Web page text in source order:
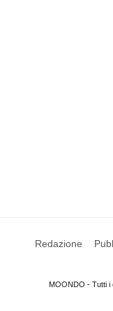
Redazione
MOONDO - Tutti i